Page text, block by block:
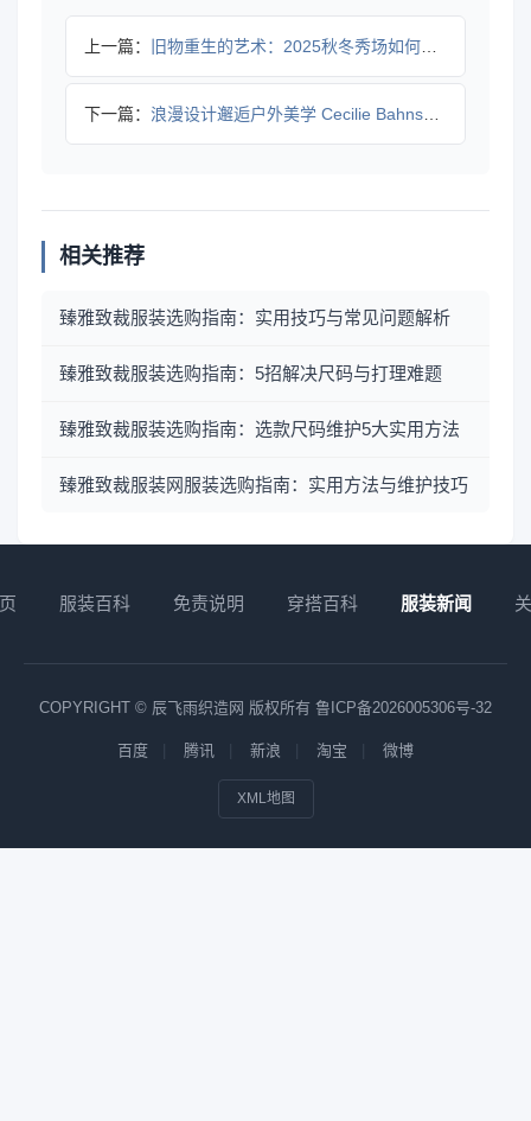
上一篇： 旧物重生的艺术：2025秋冬秀场如何用废料谱写时尚新篇
下一篇： 浪漫设计邂逅户外美学 Cecilie Bahnsen x T
相关推荐
臻雅致裁服装选购指南：实用技巧与常见问题解析
臻雅致裁服装选购指南：5招解决尺码与打理难题
臻雅致裁服装选购指南：选款尺码维护5大实用方法
臻雅致裁服装网服装选购指南：实用方法与维护技巧
服装百科 免责说明 穿搭百科 服装新闻
COPYRIGHT © 辰飞雨织造网 版权所有 鲁ICP备2026005306号-32
百度 腾讯 新浪 淘宝 微博
XML地图